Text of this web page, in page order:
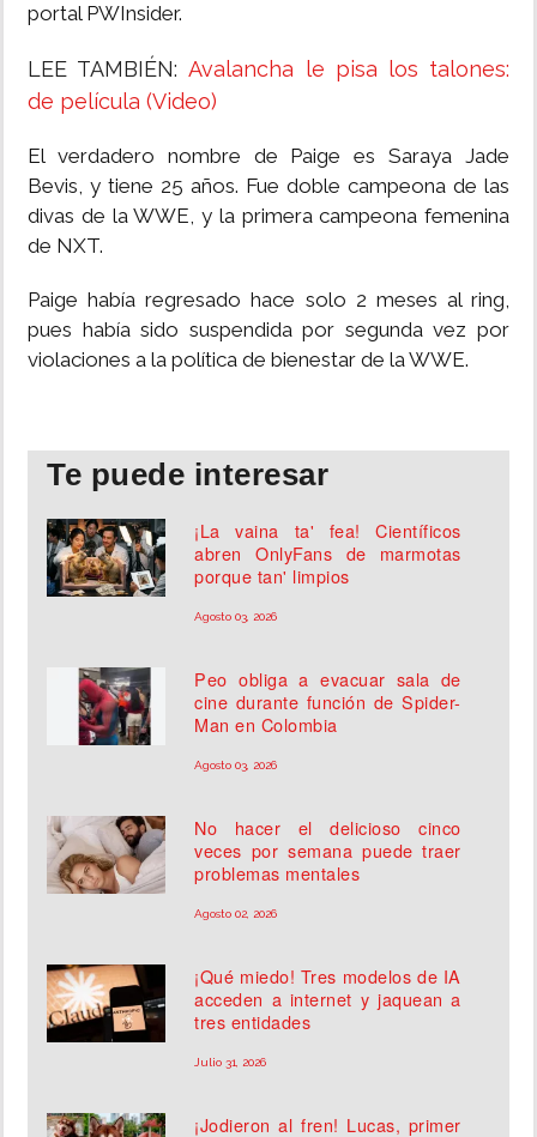
portal PWInsider.
LEE TAMBIÉN:Avalancha le pisa los talones:
de película (Video)
El verdadero nombre de Paige es Saraya Jade
Bevis, y tiene 25 años. Fue doble campeona de las
divas de la WWE, y la primera campeona femenina
de NXT.
Paige había regresado hace solo 2 meses al ring,
pues había sido suspendida por segunda vez por
violaciones a la política de bienestar de la WWE.
Te puede interesar
¡La vaina ta' fea! Científicos
abren OnlyFans de marmotas
porque tan' limpios
Agosto 03, 2026
Peo obliga a evacuar sala de
cine durante función de Spider-
Man en Colombia
Agosto 03, 2026
No hacer el delicioso cinco
veces por semana puede traer
problemas mentales
Agosto 02, 2026
¡Qué miedo! Tres modelos de IA
acceden a internet y jaquean a
tres entidades
Julio 31, 2026
¡Jodieron al fren! Lucas, primer